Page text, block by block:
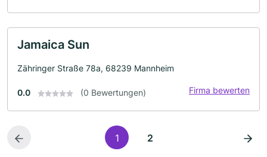
Jamaica Sun
Zähringer Straße 78a, 68239 Mannheim
0.0 (0 Bewertungen) Firma bewerten
1 2